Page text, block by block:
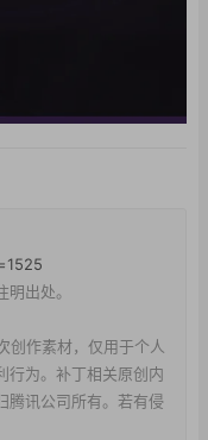
出处。
创作素材，仅用于个人
行为。补丁相关原创内
腾讯公司所有。若有侵